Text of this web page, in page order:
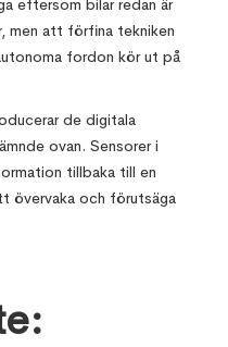
eftersom bilar redan är
men att förfina tekniken
fordon kör ut på
de digitala
ovan. Sensorer i
tillbaka till en
övervaka och förutsäga